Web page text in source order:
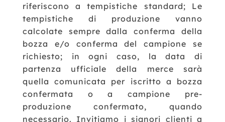
riferiscono a tempistiche standard; Le
tempistiche di produzione vanno
calcolate sempre dalla conferma della
bozza e/o conferma del campione se
richiesto; in ogni caso, la data di
partenza ufficiale della merce sarà
quella comunicata per iscritto a bozza
confermata o a campione pre-
produzione confermato, quando
necessario. Invitiamo i signori clienti a